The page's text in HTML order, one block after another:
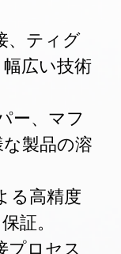
、ティグ
広い技術
ー、マフ
製品の溶
る高精度
証。